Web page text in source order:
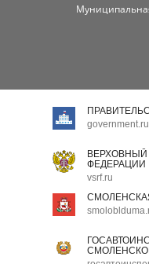
government.ru
ФЕДЕРАЦИИ
vsrf.ru